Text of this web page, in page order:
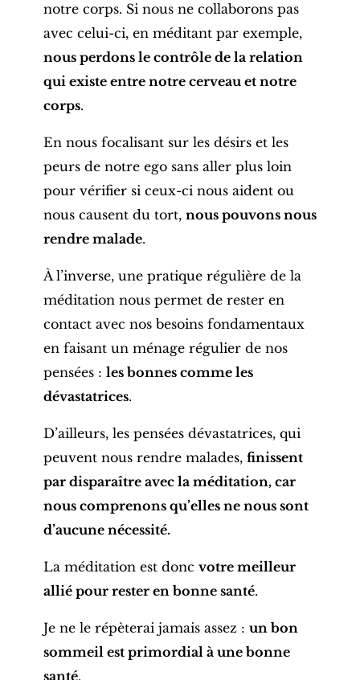
notre corps. Si nous ne collaborons pas
avec celui-ci, en méditant par exemple,
nous perdons le contrôle de la relation
qui existe entre notre cerveau et notre
corps.
En nous focalisant sur les désirs et les
peurs de notre ego sans aller plus loin
pour vérifier si ceux-ci nous aident ou
nous causent du tort, nous pouvons nous
rendre malade.
À l’inverse, une pratique régulière de la
méditation nous permet de rester en
contact avec nos besoins fondamentaux
en faisant un ménage régulier de nos
pensées : les bonnes comme les
dévastatrices.
D’ailleurs, les pensées dévastatrices, qui
peuvent nous rendre malades, finissent
par disparaître avec la méditation, car
nous comprenons qu’elles ne nous sont
d’aucune nécessité.
La méditation est donc votre meilleur
allié pour rester en bonne santé.
Je ne le répèterai jamais assez : un bon
sommeil est primordial à une bonne
santé.